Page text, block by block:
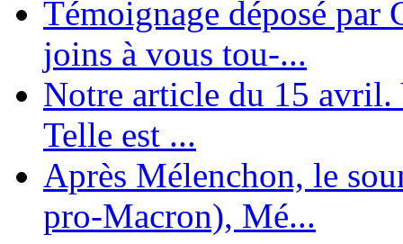
Témoignage déposé par
joins à vous tou-...
Notre article du 15 avril.
Telle est ...
Après Mélenchon, le
pro-Macron), Mé...